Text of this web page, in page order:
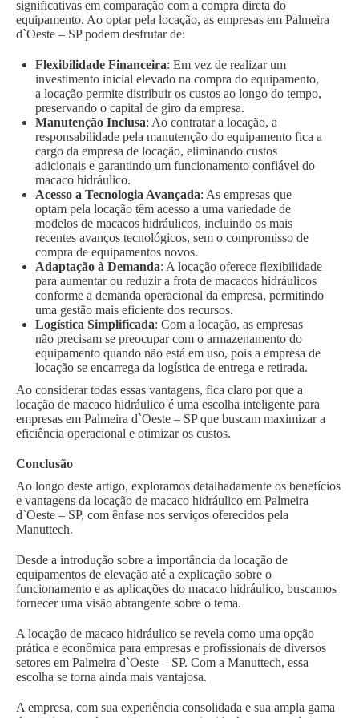
significativas em comparação com a compra direta do
equipamento. Ao optar pela locação, as empresas em Palmeira
d`Oeste – SP podem desfrutar de:
Flexibilidade Financeira: Em vez de realizar um
investimento inicial elevado na compra do equipamento,
a locação permite distribuir os custos ao longo do tempo,
preservando o capital de giro da empresa.
Manutenção Inclusa: Ao contratar a locação, a
responsabilidade pela manutenção do equipamento fica a
cargo da empresa de locação, eliminando custos
adicionais e garantindo um funcionamento confiável do
macaco hidráulico.
Acesso a Tecnologia Avançada: As empresas que
optam pela locação têm acesso a uma variedade de
modelos de macacos hidráulicos, incluindo os mais
recentes avanços tecnológicos, sem o compromisso de
compra de equipamentos novos.
Adaptação à Demanda: A locação oferece flexibilidade
para aumentar ou reduzir a frota de macacos hidráulicos
conforme a demanda operacional da empresa, permitindo
uma gestão mais eficiente dos recursos.
Logística Simplificada: Com a locação, as empresas
não precisam se preocupar com o armazenamento do
equipamento quando não está em uso, pois a empresa de
locação se encarrega da logística de entrega e retirada.
Ao considerar todas essas vantagens, fica claro por que a
locação de macaco hidráulico é uma escolha inteligente para
empresas em Palmeira d`Oeste – SP que buscam maximizar a
eficiência operacional e otimizar os custos.
Conclusão
Ao longo deste artigo, exploramos detalhadamente os benefícios
e vantagens da locação de macaco hidráulico em Palmeira
d`Oeste – SP, com ênfase nos serviços oferecidos pela
Manuttech.
Desde a introdução sobre a importância da locação de
equipamentos de elevação até a explicação sobre o
funcionamento e as aplicações do macaco hidráulico, buscamos
fornecer uma visão abrangente sobre o tema.
A locação de macaco hidráulico se revela como uma opção
prática e econômica para empresas e profissionais de diversos
setores em Palmeira d`Oeste – SP. Com a Manuttech, essa
escolha se torna ainda mais vantajosa.
A empresa, com sua experiência consolidada e sua ampla gama